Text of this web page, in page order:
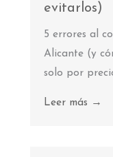
evitarlos)
5 errores al
Alicante (y
solo por
Leer más →